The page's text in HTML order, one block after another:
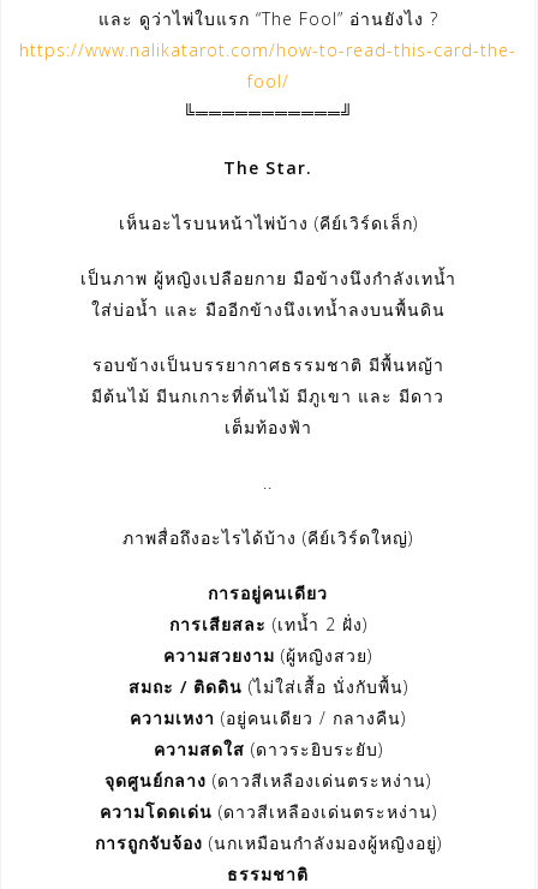
และ ดูว่าไพ่ใบแรก “The Fool” อ่านยังไง ?
https://www.nalikatarot.com/how-to-read-this-card-the-
fool/
╚═══════════╝
The Star.
เห็นอะไรบนหน้าไพ่บ้าง (คีย์เวิร์ดเล็ก)
เป็นภาพ ผู้หญิงเปลือยกาย มือข้างนึงกำลังเทน้ำ
ใส่บ่อน้ำ และ มืออีกข้างนึงเทน้ำลงบนพื้นดิน
รอบข้างเป็นบรรยากาศธรรมชาติ มีพื้นหญ้า
มีต้นไม้ มีนกเกาะที่ต้นไม้ มีภูเขา และ มีดาว
เต็มท้องฟ้า
ภาพสื่อถึงอะไรได้บ้าง (คีย์เวิร์ดใหญ่)
การอยู่คนเดียว
การเสียสละ (เทน้ำ 2 ฝั่ง)
ความสวยงาม (ผู้หญิงสวย)
สมถะ / ติดดิน (ไม่ใส่เสื้อ นั่งกับพื้น)
ความเหงา (อยู่คนเดียว / กลางคืน)
ความสดใส (ดาวระยิบระยับ)
จุดศูนย์กลาง (ดาวสีเหลืองเด่นตระหง่าน)
ความโดดเด่น (ดาวสีเหลืองเด่นตระหง่าน)
การถูกจับจ้อง (นกเหมือนกำลังมองผู้หญิงอยู่)
ธรรมชาติ